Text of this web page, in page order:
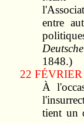
entre
1848.)
22 FÉVRIER
À
tient un